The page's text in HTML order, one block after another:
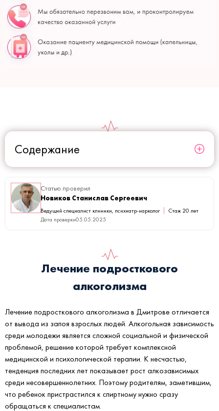
Содержание
Статью проверил
Новиков Станислав Сергеевич
Ведущий специалист клиники, психиатр-нарколог
Стаж 20 лет
Дата проверки05.05.2025
Лечение подросткового
алкоголизма
Лечение подросткового алкоголизма в Дмитрове отличается
от вывода из запоя взрослых людей. Алкогольная зависимость
среди молодежи является сложной социальной и физической
проблемой, решение которой требует комплексной
медицинской и психологической терапии. К несчастью,
тенденция последних лет показывает рост алкозависимых
среди несовершеннолетних. Поэтому родителям, заметившим,
что ребенок пристрастился к спиртному нужно сразу
обращаться к специалистам.